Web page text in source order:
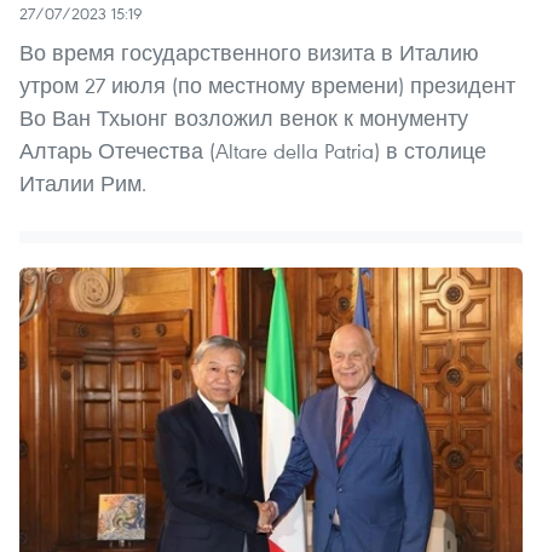
27/07/2023 15:19
Во время государственного визита в Италию
утром 27 июля (по местному времени) президент
Во Ван Тхыонг возложил венок к монументу
Алтарь Отечества (Altare della Patria) в столице
Италии Рим.